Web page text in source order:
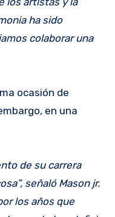
ha sido
colaborar una
ocasión de
en una
de su carrera
señaló Mason jr.
los años que